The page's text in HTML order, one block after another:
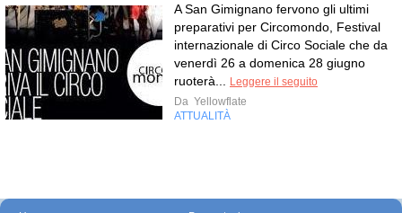
A San Gimignano fervono gli ultimi
preparativi per Circomondo, Festival
internazionale di Circo Sociale che da
venerdì 26 a domenica 28 giugno
ruoterà...
Leggere il seguito
Da Yellowflate
ATTUALITÀ